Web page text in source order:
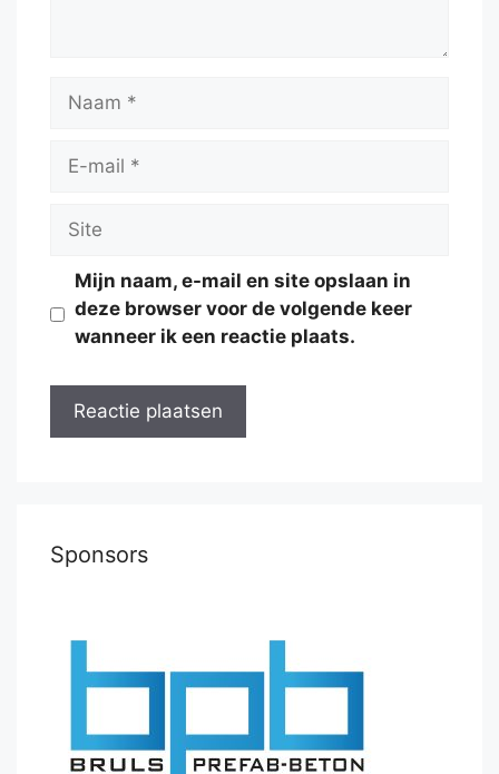
Naam
Site
Mijn naam, e-mail en site opslaan in
deze browser voor de volgende keer
wanneer ik een reactie plaats.
Sponsors